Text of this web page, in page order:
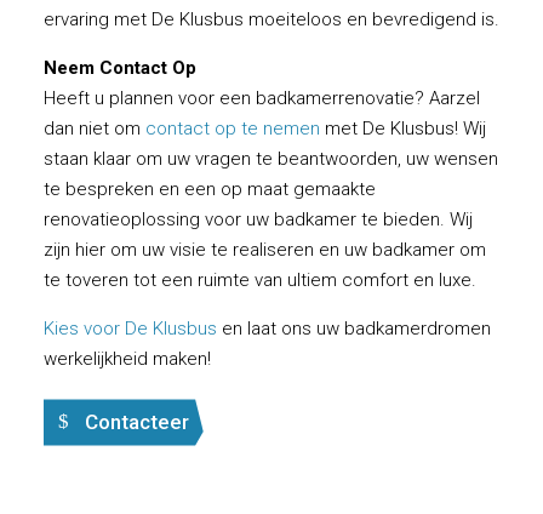
ervaring met De Klusbus moeiteloos en bevredigend is.
Neem Contact Op
Heeft u plannen voor een badkamerrenovatie? Aarzel
dan niet om contact op te nemen met De Klusbus! Wij
staan klaar om uw vragen te beantwoorden, uw wensen
te bespreken en een op maat gemaakte
renovatieoplossing voor uw badkamer te bieden. Wij
zijn hier om uw visie te realiseren en uw badkamer om
te toveren tot een ruimte van ultiem comfort en luxe.
Kies voor De Klusbus en laat ons uw badkamerdromen
werkelijkheid maken!
Contacteer